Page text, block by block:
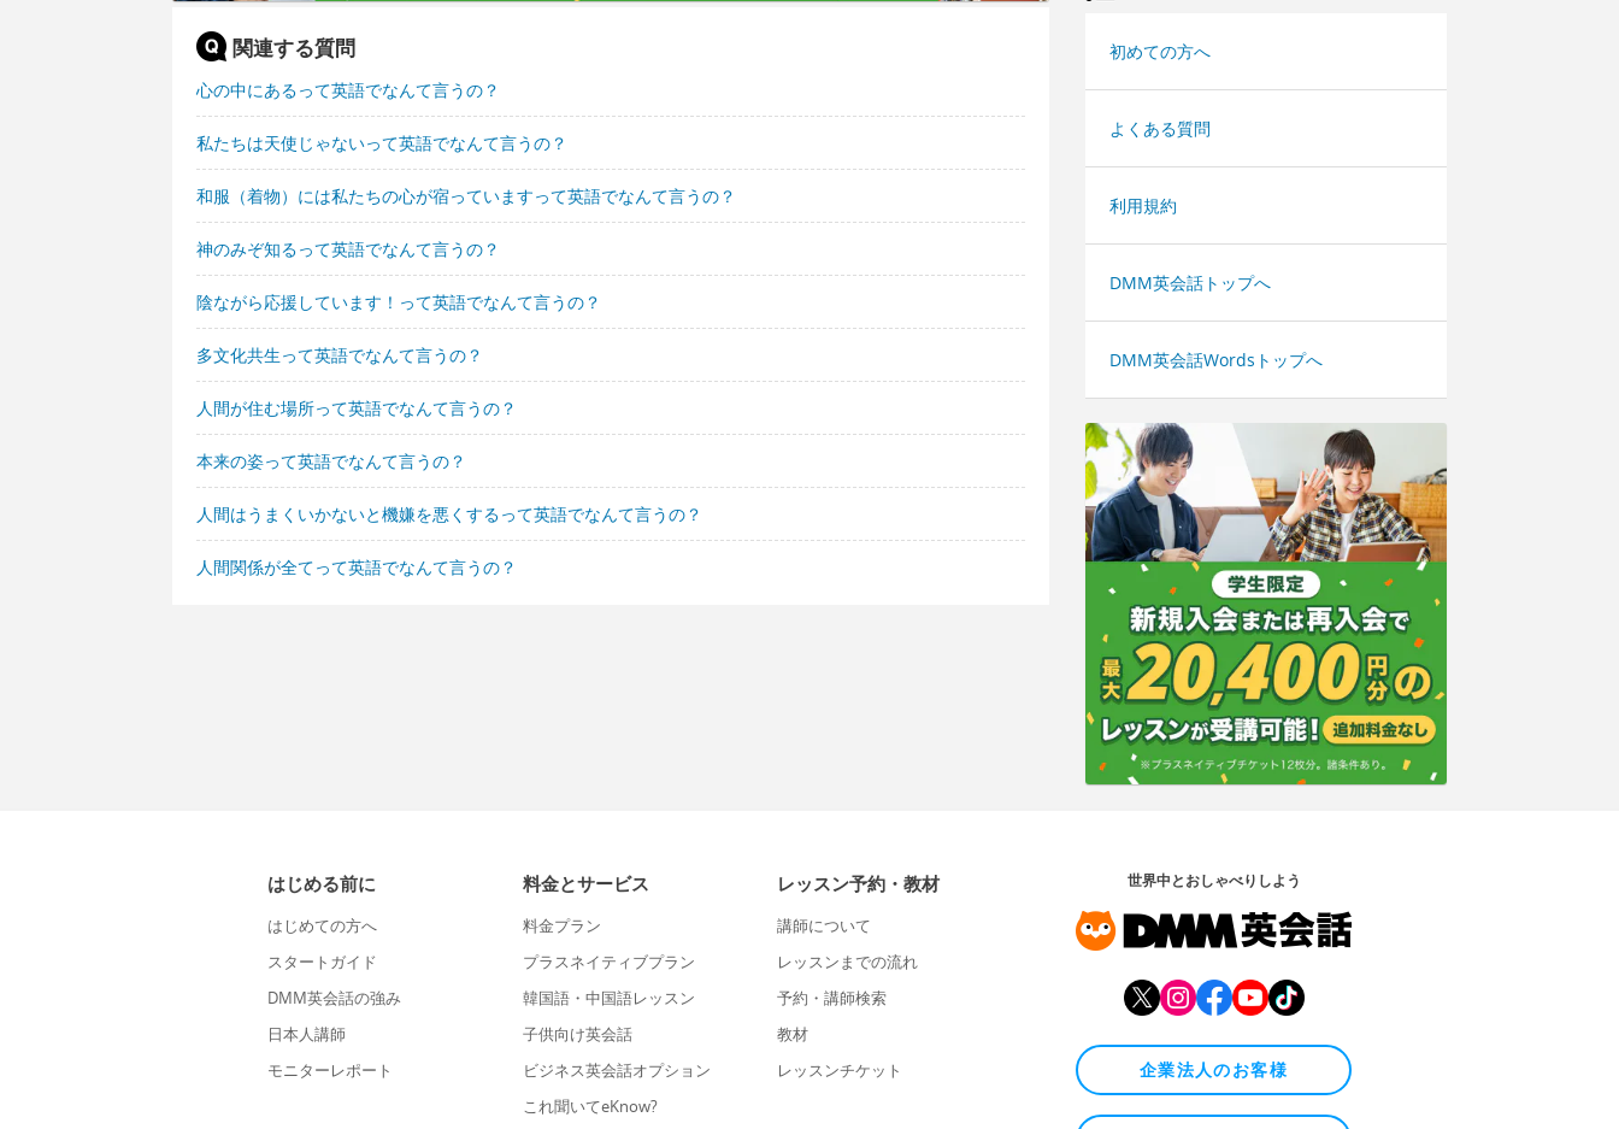
関連する質問
心の中にあるって英語でなんて言うの？
私たちは天使じゃないって英語でなんて言うの？
和服（着物）には私たちの心が宿っていますって英語でなんて言うの？
神のみぞ知るって英語でなんて言うの？
陰ながら応援しています！って英語でなんて言うの？
多文化共生って英語でなんて言うの？
人間が住む場所って英語でなんて言うの？
本来の姿って英語でなんて言うの？
人間はうまくいかないと機嫌を悪くするって英語でなんて言うの？
人間関係が全てって英語でなんて言うの？
初めての方へ
よくある質問
利用規約
DMM英会話トップへ
DMM英会話Wordsトップへ
はじめる前に
はじめての方へ
スタートガイド
DMM英会話の強み
日本人講師
モニターレポート
料金とサービス
料金プラン
プラスネイティブプラン
韓国語・中国語レッスン
子供向け英会話
ビジネス英会話オプション
これ聞いてeKnow?
レッスン予約・教材
講師について
レッスンまでの流れ
予約・講師検索
教材
レッスンチケット
世界中とおしゃべりしよう
企業法人のお客様